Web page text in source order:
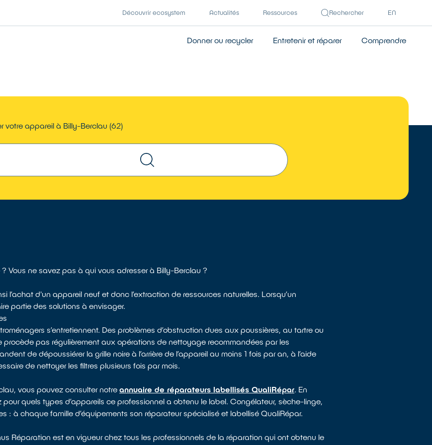
Découvrir ecosystem Actualités Ressources Rechercher EN
Donner ou recycler Entretenir et réparer Comprendre
votre appareil à Billy-Berclau (62)
Vous ne savez pas à qui vous adresser à Billy-Berclau ?
d'un appareil neuf et donc l’extraction de ressources naturelles. Lorsqu’un
partie des solutions à envisager.
s’entretiennent. Des problèmes d’obstruction dues aux poussières, au tartre ou
pas régulièrement aux opérations de nettoyage recommandées par les
de dépoussiérer la grille noire à l’arrière de l’appareil au moins 1 fois par an, à l’aide
de nettoyer les filtres plusieurs fois par mois.
vous pouvez consulter notreannuaire de réparateurs labellisés QualiRépar. En
quels types d’appareils ce professionnel a obtenu le label. Congélateur, sèche-linge,
: à chaque famille d’équipements son réparateur spécialisé et labellisé QualiRépar.
Réparation est en vigueur chez tous les professionnels de la réparation qui ont obtenu le